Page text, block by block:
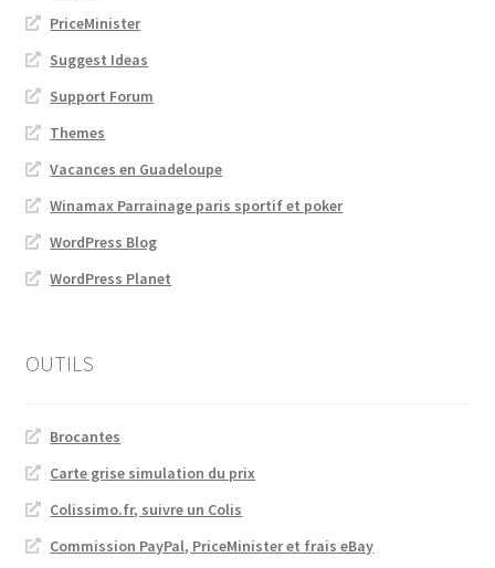
PriceMinister
Suggest Ideas
Support Forum
Themes
Vacances en Guadeloupe
Winamax Parrainage paris sportif et poker
WordPress Blog
WordPress Planet
OUTILS
Brocantes
Carte grise simulation du prix
Colissimo.fr, suivre un Colis
Commission PayPal, PriceMinister et frais eBay